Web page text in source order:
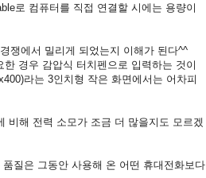
로 컴퓨터를 직접 연결할 시에는 용량이
쟁에서 밀리게 되었는지 이해가 된다^^
경우 감압식 터치펜으로 입력하는 것이
라는 3인치형 작은 화면에서는 어차피
비해 전력 소모가 조금 더 많을지도 모르겠
질은 그동안 사용해 온 어떤 휴대전화보다